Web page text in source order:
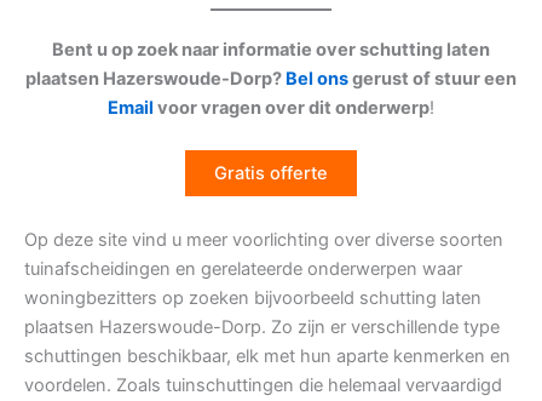
Bent u op zoek naar informatie over schutting laten
plaatsen Hazerswoude-Dorp? Bel onsgerust of stuur een
Email voor vragen over dit onderwerp!
Gratis offerte
Op deze site vind u meer voorlichting over diverse soorten
tuinafscheidingen en gerelateerde onderwerpen waar
woningbezitters op zoeken bijvoorbeeld schutting laten
plaatsen Hazerswoude-Dorp. Zo zijn er verschillende type
schuttingen beschikbaar, elk met hun aparte kenmerken en
voordelen. Zoals tuinschuttingen die helemaal vervaardigd